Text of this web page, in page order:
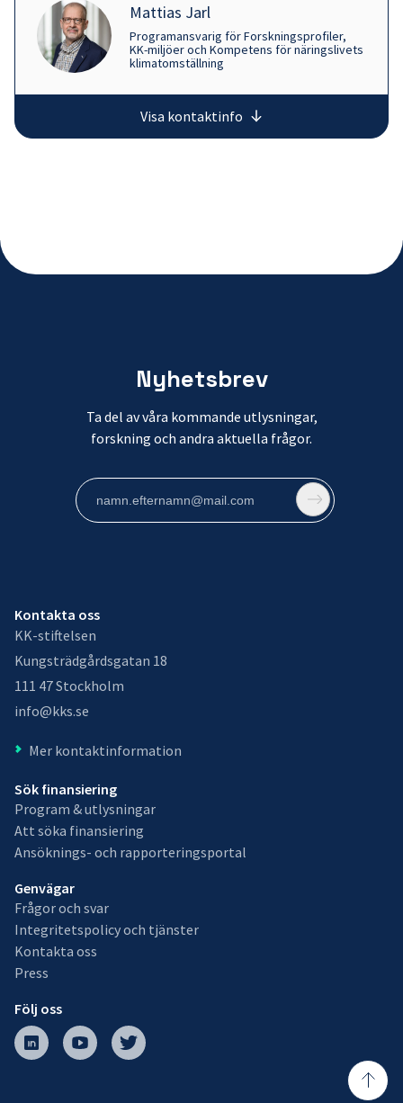
Mattias Jarl
Programansvarig för Forskningsprofiler,
KK-miljöer och Kompetens för näringslivets
klimatomställning
Visa kontaktinfo
Nyhetsbrev
Ta del av våra kommande utlysningar,
forskning och andra aktuella frågor.
Kontakta oss
KK-stiftelsen
Kungsträdgårdsgatan 18
111 47 Stockholm
info@kks.se
Mer kontaktinformation
Sök finansiering
Program & utlysningar
Att söka finansiering
Ansöknings- och rapporteringsportal
Genvägar
Frågor och svar
Integritetspolicy och tjänster
Kontakta oss
Press
Följ oss